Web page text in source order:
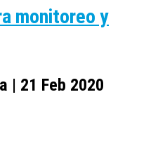
monitoreo y
| 21 Feb 2020